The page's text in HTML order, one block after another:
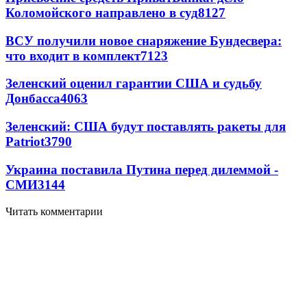
Коломойского направлено в суд8127
ВСУ получили новое снаряжение Бундесвера:
что входит в комплект7123
Зеленский оценил гарантии США и судьбу
Донбасса4063
Зеленский: США будут поставлять ракеты для
Patriot3790
Украина поставила Путина перед дилеммой -
СМИ3144
Читать комментарии